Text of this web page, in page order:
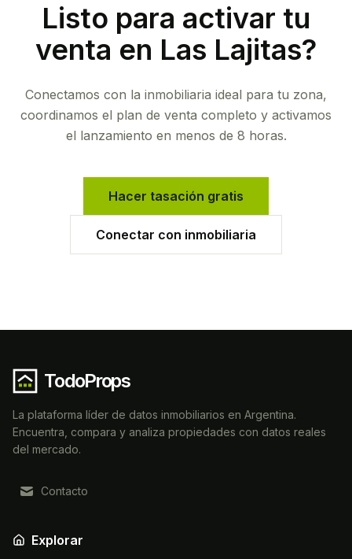
Listo para activar tu
venta en Las Lajitas?
Conectamos con la inmobiliaria ideal para tu zona,
coordinamos el plan de venta completo y activamos
el lanzamiento en menos de 8 horas.
Hacer tasación gratis
Conectar con inmobiliaria
TodoProps
La plataforma líder de datos inmobiliarios en Argentina.
Encuentra, compara y analiza propiedades con datos reales
del mercado.
Contacto
Explorar